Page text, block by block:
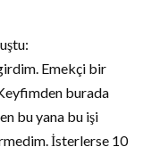
girdim. Emekçi bir
burada
bu yana bu işi
İsterlerse 10